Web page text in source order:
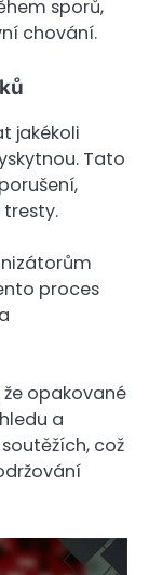
sporů,
chování.
jakékoli
Tato
proces
opakované
a
což